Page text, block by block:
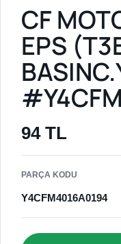
CF
EPS
94 TL
PARÇA KODU
Y4CFM4016A0194